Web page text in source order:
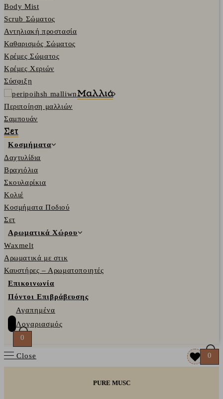
Body Mist
Scrub Σώματος
Αντηλιακή προστασία
Καθαρισμός Σώματος
Κρέμες Σώματος
Κρέμες Χεριών
Σύσφιξη
Μαλλιά
Περιποίηση μαλλιών
Σαμπουάν
Σετ
Κοσμήματα
Δαχτυλίδια
Βραχιόλια
Σκουλαρίκια
Κολιέ
Κοσμήματα Ποδιού
Σετ
Αρωματικά Χώρου
Waxmelt
Αρωματικά με στικ
Καυστήρες – Αρωματοποιητές
Επικοινωνία
Πόντοι Επιβράβευσης
Αγαπημένα
Λογαριασμός
0
0
Close
PURE MUSC